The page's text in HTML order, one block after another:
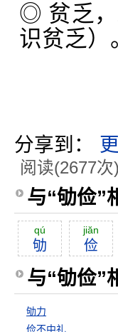
◎ 贫乏，
识贫乏）
分享到：
阅读(2677次)
与“劬俭”
qú
劬
jiăn
俭
与“劬俭”
劬力
俭不中礼